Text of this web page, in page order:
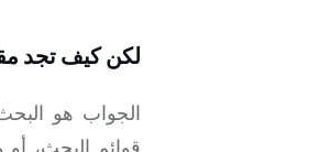
لكن كيف تجد
الجواب هو